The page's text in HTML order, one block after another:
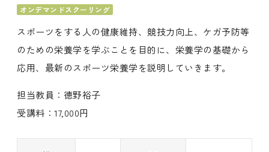
オンデマンドスクーリング
スポーツをする人の健康維持、競技力向上、ケガ予防等
のための栄養学を学ぶことを目的に、栄養学の基礎から
応用、最新のスポーツ栄養学を説明していきます。
担当教員：德野裕子
受講料：17,000円